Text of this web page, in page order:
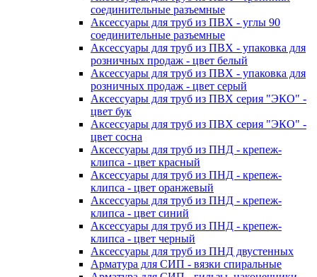
соединительные разъемные
Аксессуары для труб из ПВХ - углы 90
соединительные разъемные
Аксессуары для труб из ПВХ - упаковка для
розничных продаж - цвет белый
Аксессуары для труб из ПВХ - упаковка для
розничных продаж - цвет серый
Аксессуары для труб из ПВХ серия "ЭКО" -
цвет бук
Аксессуары для труб из ПВХ серия "ЭКО" -
цвет сосна
Аксессуары для труб из ПНД - крепеж-
клипса - цвет красный
Аксессуары для труб из ПНД - крепеж-
клипса - цвет оранжевый
Аксессуары для труб из ПНД - крепеж-
клипса - цвет синий
Аксессуары для труб из ПНД - крепеж-
клипса - цвет черный
Аксессуары для труб из ПНД двустенных
Арматура для СИП - вязки спиральные